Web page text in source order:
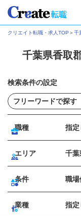
クリエイト転職・求人TOP ＞千
千葉県香取
検索条件の設定
職種 指定
エリア 千葉
条件 職場
業種 指定